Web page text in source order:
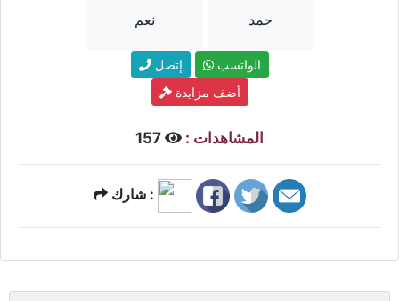
نعم
حمد
إتصل
الواتسب
أضف مزايدة
المشاهدات :
شارك :